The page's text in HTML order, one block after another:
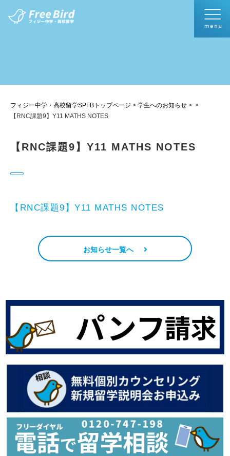
フィジー中学・高校留学SPFBトップページ > 学生へのお知らせ > >
【RNC課題9】Y11 MATHS NOTES
【RNC課題9】Y11 MATHS NOTES
【RNC課題9】Y11 MATHS NOTES
お知らせ一覧へ